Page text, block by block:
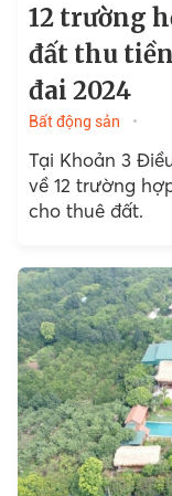
12 trường
đất thu
đai 2024
Bất động sản
Tại Khoản 3
về 12 trường
cho thuê đất.